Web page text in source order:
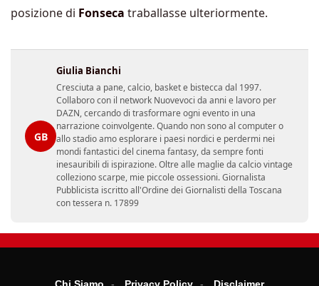
posizione di Fonseca traballasse ulteriormente.
GB
Giulia Bianchi
Cresciuta a pane, calcio, basket e bistecca dal 1997.
Collaboro con il network Nuovevoci da anni e lavoro per
DAZN, cercando di trasformare ogni evento in una
narrazione coinvolgente. Quando non sono al computer o
allo stadio amo esplorare i paesi nordici e perdermi nei
mondi fantastici del cinema fantasy, da sempre fonti
inesauribili di ispirazione. Oltre alle maglie da calcio vintage
colleziono scarpe, mie piccole ossessioni. Giornalista
Pubblicista iscritto all'Ordine dei Giornalisti della Toscana
con tessera n. 17899